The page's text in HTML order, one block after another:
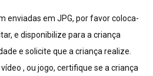
enviadas em JPG, por favor coloca-
e disponibilize para a criança
e solicite que a criança realize.
, ou jogo, certifique se a criança